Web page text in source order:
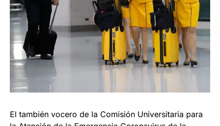
El también vocero de la Comisión Universitaria para